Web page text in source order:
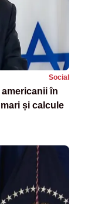
Social
în
și calcule